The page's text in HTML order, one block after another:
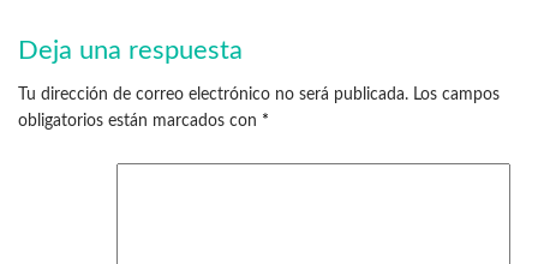
Deja una respuesta
Tu dirección de correo electrónico no será publicada. Los campos
obligatorios están marcados con *